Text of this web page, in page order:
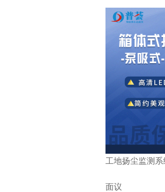
工地扬尘监测系
面议